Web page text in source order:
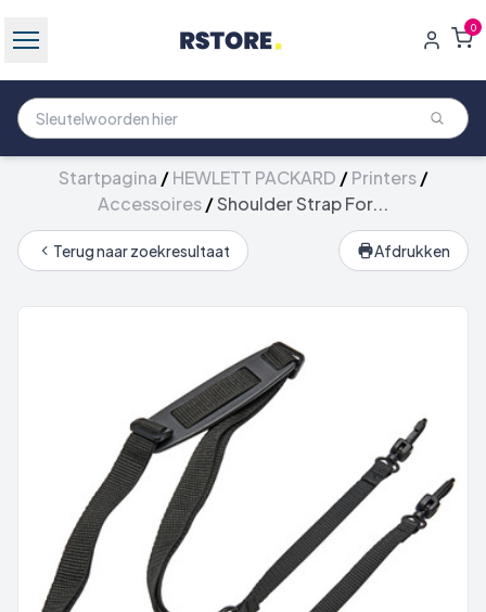
0
Startpagina /HEWLETT PACKARD /Printers/
Accessoires/Shoulder Strap For...
Terug naar zoekresultaat Afdrukken